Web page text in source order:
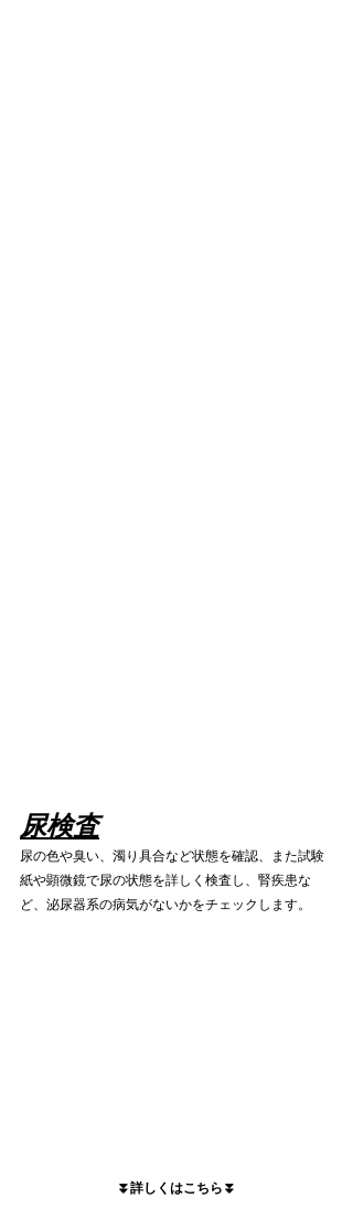
尿検査
尿の色や臭い、濁り具合など状態を確認、また試験
紙や顕微鏡で尿の状態を詳しく検査し、腎疾患な
ど、泌尿器系の病気がないかをチェックします。
⏬詳しくはこちら⏬